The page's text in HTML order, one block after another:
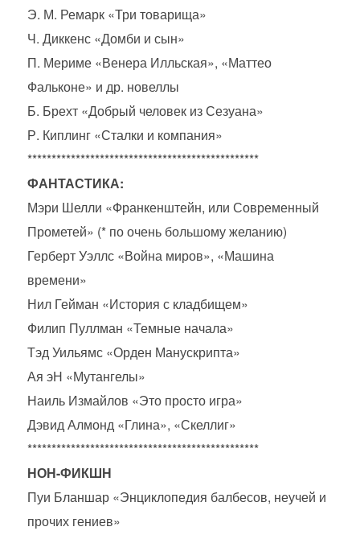
Э. М. Ремарк «Три товарища»
Ч. Диккенс «Домби и сын»
П. Мериме «Венера Илльская», «Маттео
Фальконе» и др. новеллы
Б. Брехт «Добрый человек из Сезуана»
Р. Киплинг «Сталки и компания»
************************************************
ФАНТАСТИКА:
Мэри Шелли «Франкенштейн, или Современный
Прометей» (* по очень большому желанию)
Герберт Уэллс «Война миров», «Машина
времени»
Нил Гейман «История с кладбищем»
Филип Пуллман «Темные начала»
Тэд Уильямс «Орден Манускрипта»
Ая эН «Мутангелы»
Наиль Измайлов «Это просто игра»
Дэвид Алмонд «Глина», «Скеллиг»
************************************************
НОН-ФИКШН
Пуи Бланшар «Энциклопедия балбесов, неучей и
прочих гениев»